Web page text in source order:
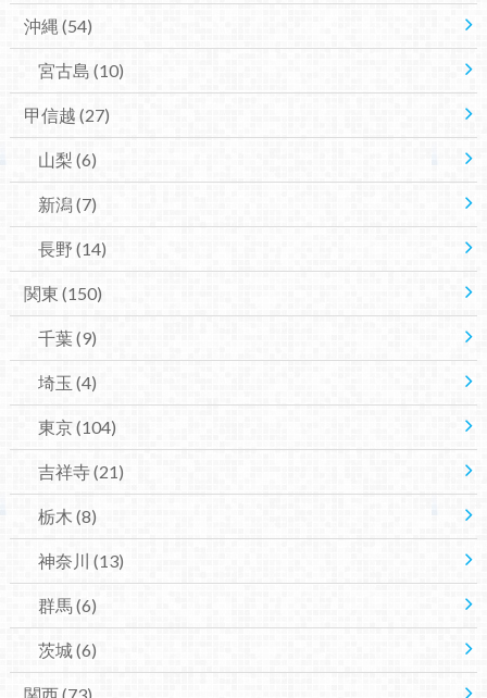
沖縄 (54)
宮古島 (10)
甲信越 (27)
山梨 (6)
新潟 (7)
長野 (14)
関東 (150)
千葉(9)
埼玉 (4)
東京(104)
吉祥寺(21)
栃木 (8)
神奈川 (13)
群馬(6)
茨城 (6)
関西(73)